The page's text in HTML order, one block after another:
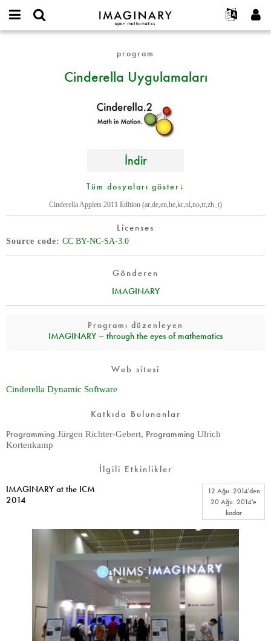
IMAGINARY
open
Français
Deutsch
Español
Türkçe
Programlar
Galeriler
Filmler
Sergiler
Projeler
Katılım
Yeni hesap oluştur
Yeni parola iste
program
Cinderella Uygulamaları
İndir
Tüm dosyaları göster↓
Cinderella Applets 2011 Edition (ar,de,en,he,kr,nl,no,tr,zh_t)
Licenses
Source code CC BY-NC-SA-3.0
Gönderen
IMAGINARY
Programı düzenleyen
IMAGINARY – through the eyes of mathematics
Web sitesi
Cinderella Dynamic Software
Katkıda Bulunanlar
Programming Jürgen Richter-Gebert, Programming Ulrich
Kortenkamp
İlgili Etkinlikler
IMAGINARY at the ICM
2014
12 Ağu. 2014'den
20 Ağu. 2014'e
kadar